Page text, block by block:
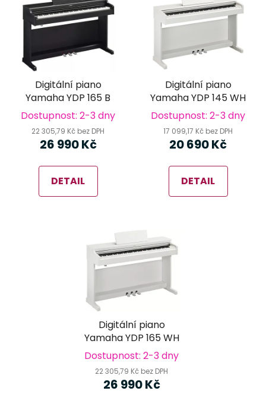
Digitální piano
Yamaha YDP 165 B
Dostupnost: 2-3 dny
22 305,79 Kč bez DPH
26 990 Kč
DETAIL
Digitální piano
Yamaha YDP 145 WH
Dostupnost: 2-3 dny
17 099,17 Kč bez DPH
20 690 Kč
DETAIL
Digitální piano
Yamaha YDP 165 WH
Dostupnost: 2-3 dny
22 305,79 Kč bez DPH
26 990 Kč